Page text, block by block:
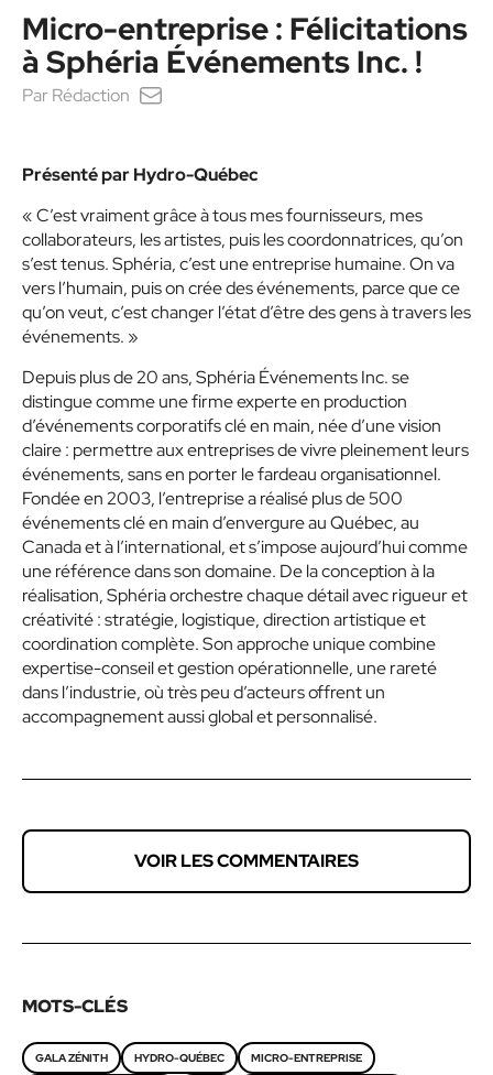
Micro-entreprise : Félicitations
à Sphéria Événements Inc. !
Par Rédaction
Présenté par Hydro-Québec
« C’est vraiment grâce à tous mes fournisseurs, mes
collaborateurs, les artistes, puis les coordonnatrices, qu’on
s’est tenus. Sphéria, c’est une entreprise humaine. On va
vers l’humain, puis on crée des événements, parce que ce
qu’on veut, c’est changer l’état d’être des gens à travers les
événements. »
Depuis plus de 20 ans, Sphéria Événements Inc. se
distingue comme une firme experte en production
d’événements corporatifs clé en main, née d’une vision
claire : permettre aux entreprises de vivre pleinement leurs
événements, sans en porter le fardeau organisationnel.
Fondée en 2003, l’entreprise a réalisé plus de 500
événements clé en main d’envergure au Québec, au
Canada et à l’international, et s’impose aujourd’hui comme
une référence dans son domaine. De la conception à la
réalisation, Sphéria orchestre chaque détail avec rigueur et
créativité : stratégie, logistique, direction artistique et
coordination complète. Son approche unique combine
expertise-conseil et gestion opérationnelle, une rareté
dans l’industrie, où très peu d’acteurs offrent un
accompagnement aussi global et personnalisé.
VOIR LES COMMENTAIRES
MOTS-CLÉS
GALA ZÉNITH HYDRO-QUÉBEC MICRO-ENTREPRISE